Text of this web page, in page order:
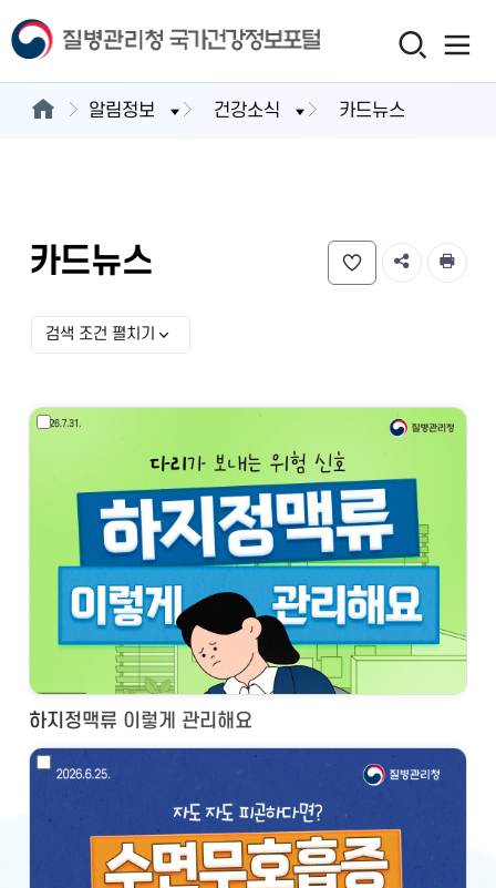
알림정보 건강소식 카드뉴스
카드뉴스
검색 조건 선택
검색 조건 펼치기
하지정맥류 이렇게 관리해요